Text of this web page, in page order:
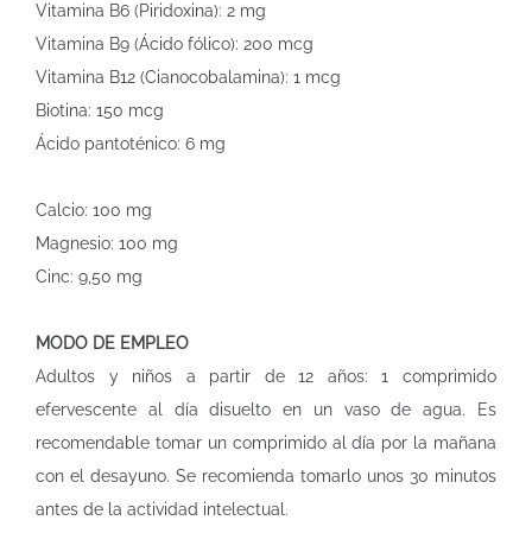
Vitamina B6 (Piridoxina): 2 mg
Vitamina B9 (Ácido fólico): 200 mcg
Vitamina B12 (Cianocobalamina): 1 mcg
Biotina: 150 mcg
Ácido pantoténico: 6 mg
Calcio: 100 mg
Magnesio: 100 mg
Cinc: 9,50 mg
MODO DE EMPLEO
Adultos y niños a partir de 12 años: 1 comprimido
efervescente al día disuelto en un vaso de agua. Es
recomendable tomar un comprimido al día por la mañana
con el desayuno. Se recomienda tomarlo unos 30 minutos
antes de la actividad intelectual.